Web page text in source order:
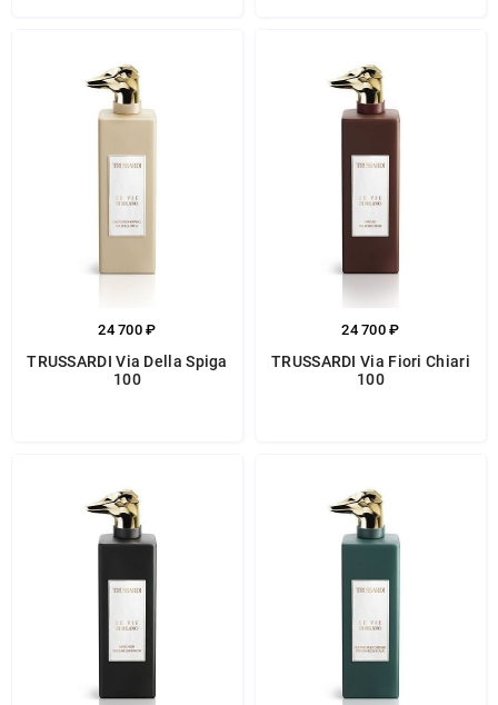
24 700 ₽
TRUSSARDI Via Della Spiga
100
24 700 ₽
TRUSSARDI Via Fiori Chiari
100